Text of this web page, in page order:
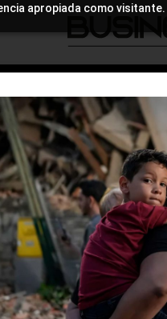
apropiada como